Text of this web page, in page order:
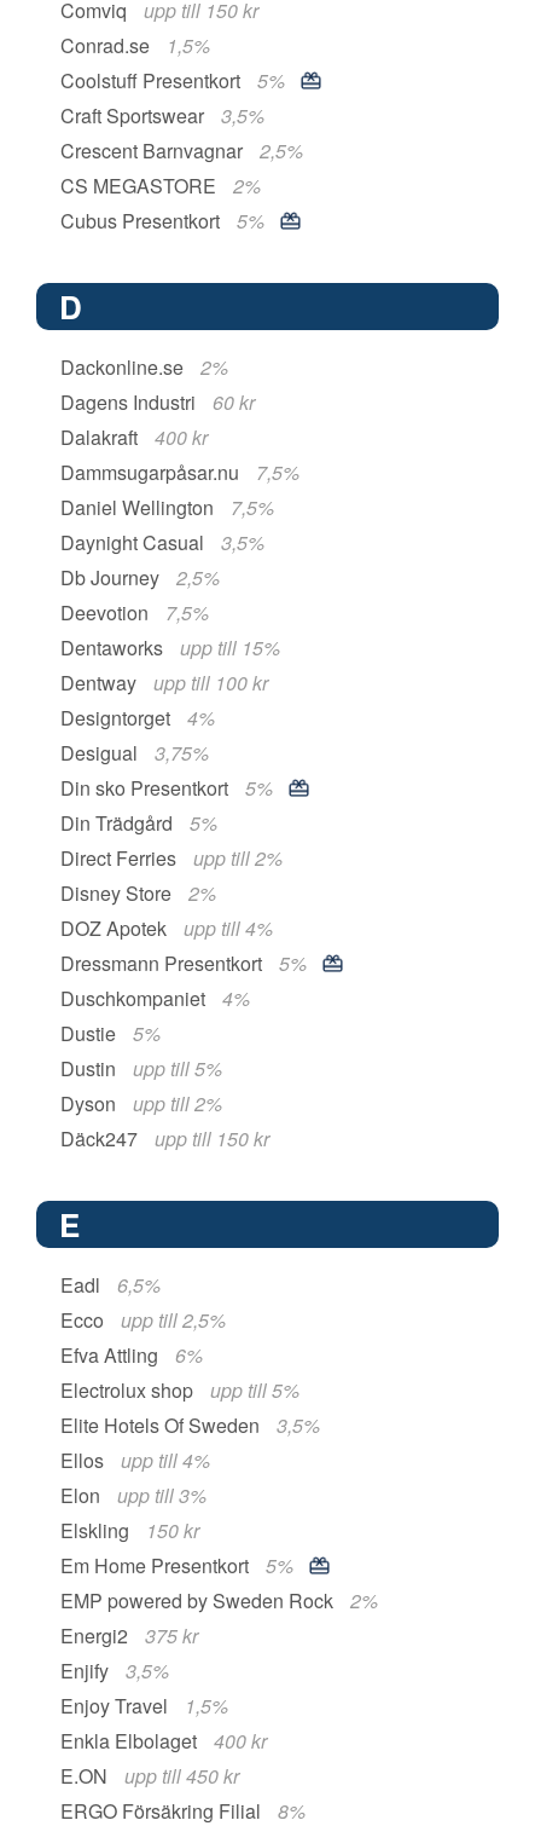
Comviq
upp till 150 kr
Conrad.se
1,5%
Coolstuff Presentkort
5%
Craft Sportswear
3,5%
Crescent Barnvagnar
2,5%
CS MEGASTORE
2%
Cubus Presentkort
5%
D
Dackonline.se
2%
Dagens Industri
60 kr
Dalakraft
400 kr
Dammsugarpåsar.nu
7,5%
Daniel Wellington
7,5%
Daynight Casual
3,5%
Db Journey
2,5%
Deevotion
7,5%
Dentaworks
upp till 15%
Dentway
upp till 100 kr
Designtorget
4%
Desigual
3,75%
Din sko Presentkort
5%
Din Trädgård
5%
Direct Ferries
upp till 2%
Disney Store
2%
DOZ Apotek
upp till 4%
Dressmann Presentkort
5%
Duschkompaniet
4%
Dustie
5%
Dustin
upp till 5%
Dyson
upp till 2%
Däck247
upp till 150 kr
E
Eadl
6,5%
Ecco
upp till 2,5%
Efva Attling
6%
Electrolux shop
upp till 5%
Elite Hotels Of Sweden
3,5%
Ellos
upp till 4%
Elon
upp till 3%
Elskling
150 kr
Em Home Presentkort
5%
EMP powered by Sweden Rock
2%
Energi2
375 kr
Enjify
3,5%
Enjoy Travel
1,5%
Enkla Elbolaget
400 kr
E.ON
upp till 450 kr
ERGO Försäkring Filial
8%